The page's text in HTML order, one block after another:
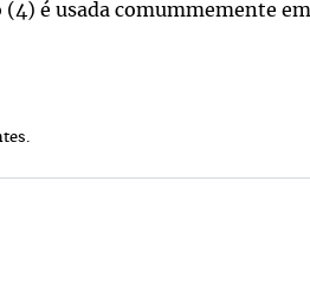
é usada comummemente